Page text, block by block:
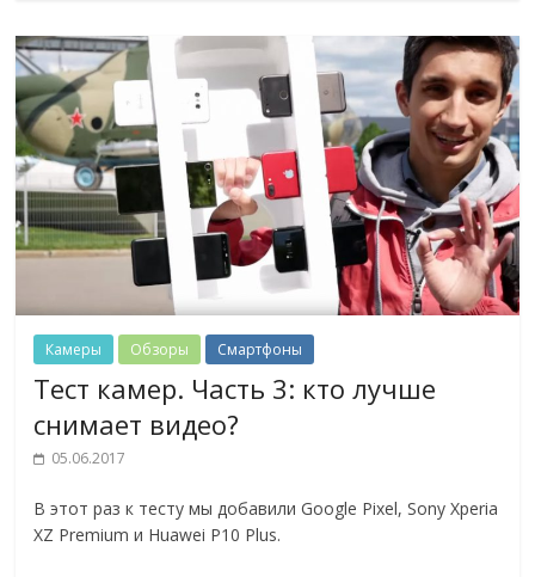
Камеры Обзоры Смартфоны
Тест камер. Часть 3: кто лучше
снимает видео?
05.06.2017
В этот раз к тесту мы добавили Google Pixel, Sony Xperia
XZ Premium и Huawei P10 Plus.